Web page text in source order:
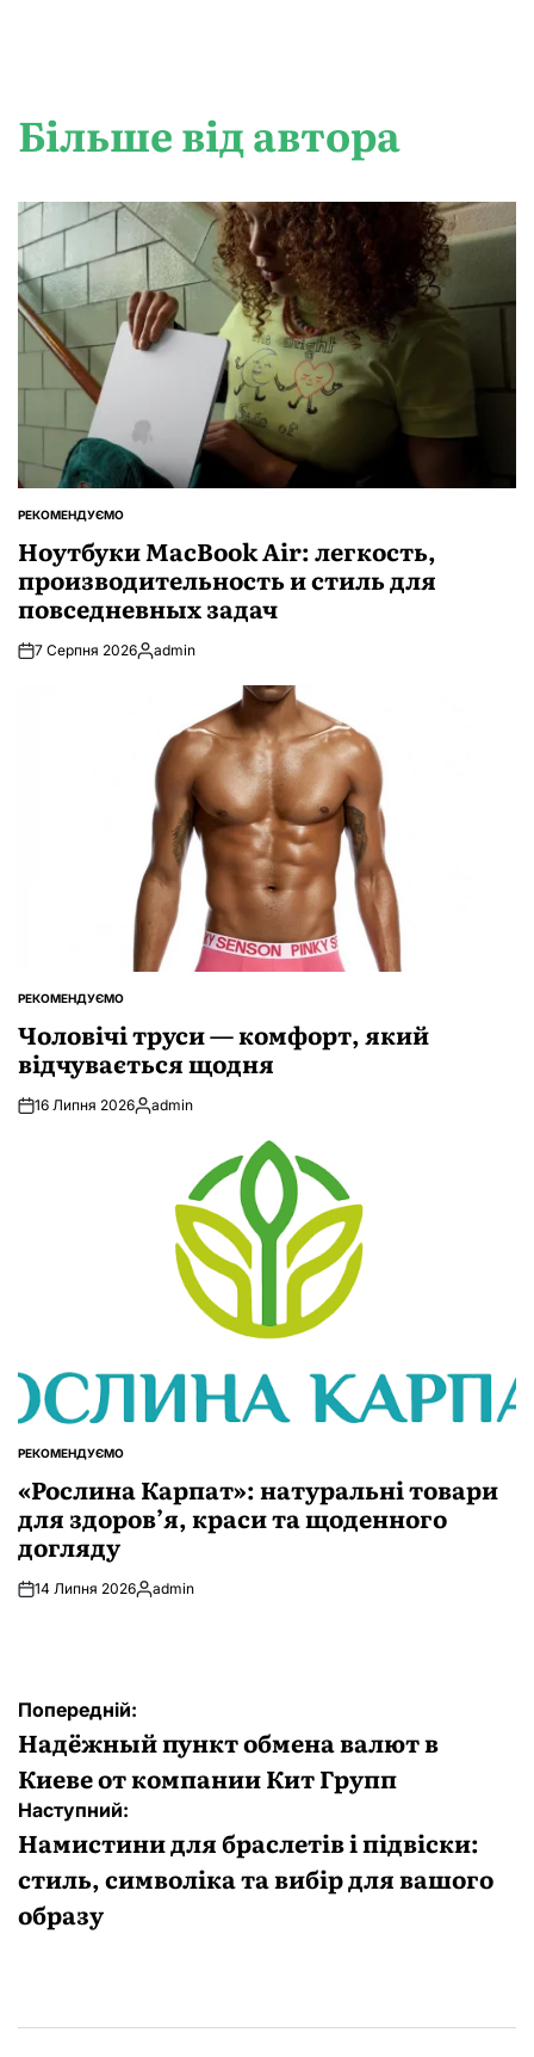
Більше від автора
ОПУБЛІКУВАТИ
РЕКОМЕНДУЄМО
Ноутбуки MacBook Air: легкость,
производительность и стиль для
повседневных задач
7 Серпня 2026Опубліковано
admin
ОПУБЛІКУВАТИ
РЕКОМЕНДУЄМО
Чоловічі труси — комфорт, який
відчувається щодня
16 Липня 2026Опубліковано
admin
ОПУБЛІКУВАТИ
РЕКОМЕНДУЄМО
«Рослина Карпат»: натуральні товари
для здоров’я, краси та щоденного
догляду
14 Липня 2026Опубліковано
admin
Навігація
записів
Попередній:
Надёжный пункт обмена валют в
Киеве от компании Кит Групп
Наступний:
Намистини для браслетів і підвіски:
стиль, символіка та вибір для вашого
образу